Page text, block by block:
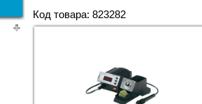
Код товара: 823282